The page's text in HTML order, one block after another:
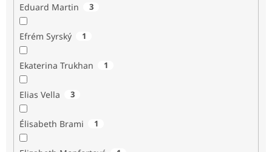
Eduard Martin 3
Efrém Syrský 1
Ekaterina Trukhan 1
Elias Vella 3
Élisabeth Brami 1